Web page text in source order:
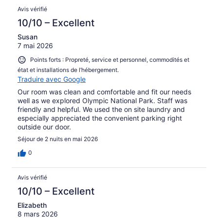
Avis vérifié
10/10 – Excellent
Susan
7 mai 2026
Points forts : Propreté, service et personnel, commodités et
état et installations de l’hébergement.
Traduire avec Google
Our room was clean and comfortable and fit our needs
well as we explored Olympic National Park. Staff was
friendly and helpful. We used the on site laundry and
especially appreciated the convenient parking right
outside our door.
Séjour de 2 nuits en mai 2026
0
Avis vérifié
10/10 – Excellent
Elizabeth
8 mars 2026